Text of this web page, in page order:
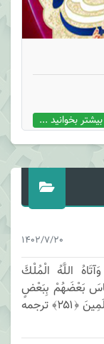
بیشتر بخوانید ...
1402/7/20
اللَّهُ الْمُلْكَ
بَعْضَهُمْ بِبَعْضٍ
لَفَسَدَتِ الْأَرْضُ وَلَكِنَّ اللَّهَ ذُو فَضْلٍ عَلَى الْعَالَمِينَ ﴿۲۵۱﴾ ترجمه